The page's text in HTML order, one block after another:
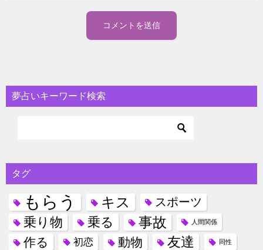
夢占いキーワード検索
タグ
もらう キス スポーツ
乗り物 乗る 事故 人間関係
作る 初恋 動物 友達 同性